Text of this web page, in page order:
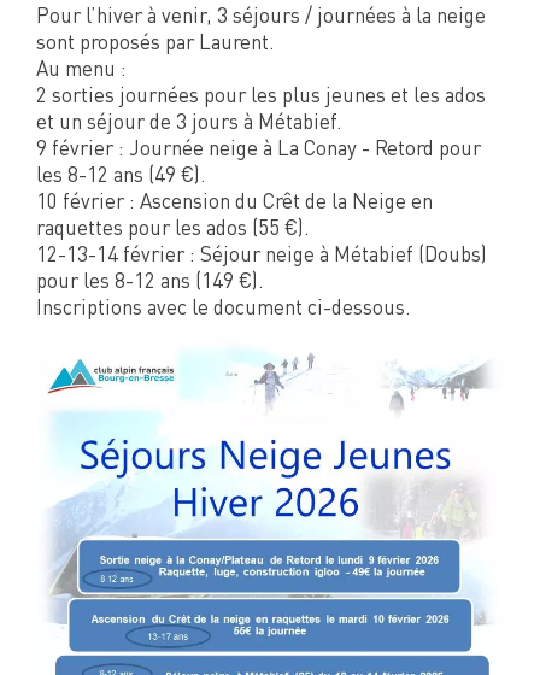
Pour l’hiver à venir, 3 séjours / journées à la neige
sont proposés par Laurent.
Au menu :
2 sorties journées pour les plus jeunes et les ados
et un séjour de 3 jours à Métabief.
9 février : Journée neige à La Conay - Retord pour
les 8-12 ans (49 €).
10 février : Ascension du Crêt de la Neige en
raquettes pour les ados (55 €).
12-13-14 février : Séjour neige à Métabief (Doubs)
pour les 8-12 ans (149 €).
Inscriptions avec le document ci-dessous.